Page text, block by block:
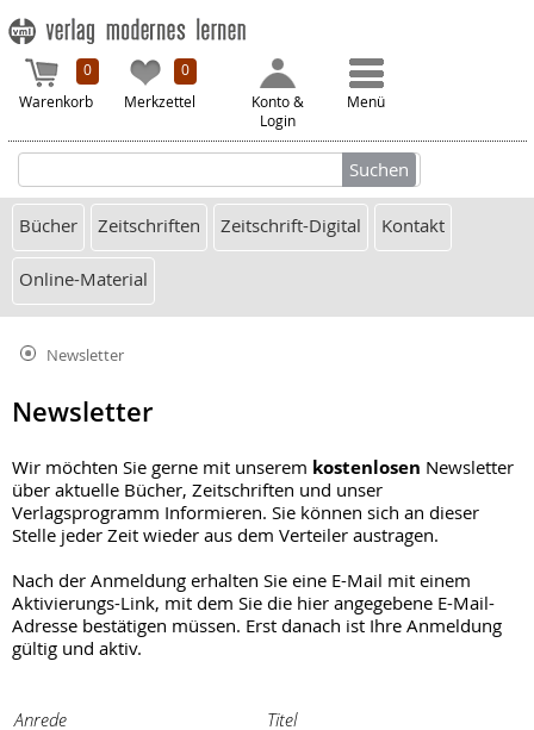
0
Warenkorb
0
Merkzettel
Konto &
Login
Menü
Bücher Zeitschriften Zeitschrift-Digital Kontakt
Online-Material
Newsletter
Newsletter
Wir möchten Sie gerne mit unserem kostenlosen Newsletter
über aktuelle Bücher, Zeitschriften und unser
Verlagsprogramm Informieren. Sie können sich an dieser
Stelle jeder Zeit wieder aus dem Verteiler austragen.
Nach der Anmeldung erhalten Sie eine E-Mail mit einem
Aktivierungs-Link, mit dem Sie die hier angegebene E-Mail-
Adresse bestätigen müssen. Erst danach ist Ihre Anmeldung
gültig und aktiv.
Anrede Titel